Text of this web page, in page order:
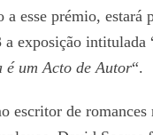
a esse prémio, estará
exposição intitulada
é um Acto de Autor“.
escritor de romances